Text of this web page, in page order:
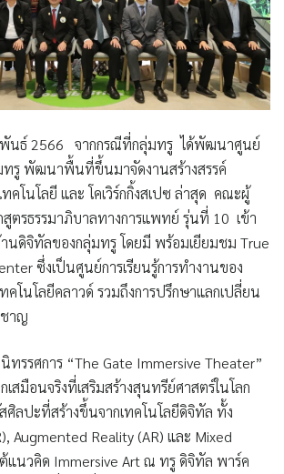
พันธ์ 2566 จากกรณีที่กลุ่มทรู ได้พัฒนาศูนย์
ทรู พัฒนาพื้นที่ขึ้นมาจัดงานสร้างสรรค์
คโนโลยี และ โคเวิร์กกิ้งสเปซ ล่าสุด คณะผู้
สูตรธรรมาภิบาลทางการแพทย์ รุ่นที่ 10 เข้า
นดิจิทัลของกลุ่มทรู โดยมี พร้อมเยียมชม True
ซึ่งเป็นศูนย์การเรียนรู้การทำงานของ
คโนโลยีคลาวด์ รวมถึงการปรึกษาแลกเปลี่ยน
าญ
รรศการ “The Gate Immersive Theater”
สมือนจริงที่เสริมสร้างสุนทรีย์ศาสตร์ในโลก
ศิลปะที่สร้างขึ้นจากเทคโนโลยีดิจิทัล ทั้ง
Augmented Reality (AR) และ Mixed
แนวคิด Immersive Art ณ ทรู ดิจิทัล พาร์ค